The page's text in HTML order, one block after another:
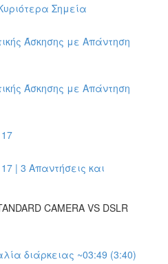
Σημεία
Άσκησης με Απάντηση
Άσκησης με Απάντηση
| 3 Απαντήσεις και
CAMERA VS DSLR
διάρκειας ~03:49 (3:40)